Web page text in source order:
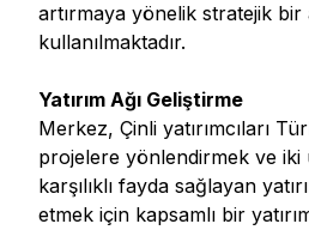
artırmaya yönelik stratejik
kullanılmaktadır.
Yatırım Ağı Geliştirme
Merkez, Çinli yatırımcıları
projelere yönlendirmek ve iki
karşılıklı fayda sağlayan
etmek için kapsamlı bir